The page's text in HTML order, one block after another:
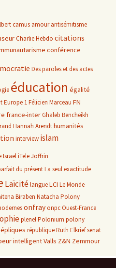
camus amour antisémitisme
Charlie Hebdo citations
conférence
Des paroles et des actes
éducation égalité
Europe 1Félicien Marceau FN
france-interGhaleb Bencheikh
Hannah Arendthumanités
interview islam
IsraeliTeleJoffrin
du présentLa seul exactitude
LaïcitélangueLCI Le Monde
Biraben Natacha Polony
onfrayonpcOuest-France
plenelPolonium polony
républiqueRuth Elkriefsenat
intelligentValls Z&N Zemmour